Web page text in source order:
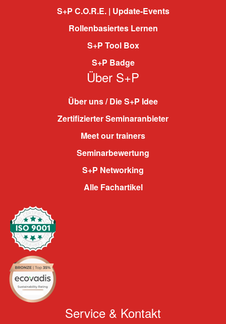
S+P C.O.R.E. | Update-Events
Rollenbasiertes Lernen
S+P Tool Box
S+P Badge
Über S+P
Über uns / Die S+P Idee
Zertifizierter Seminaranbieter
Meet our trainers
Seminarbewertung
S+P Networking
Alle Fachartikel
Service & Kontakt